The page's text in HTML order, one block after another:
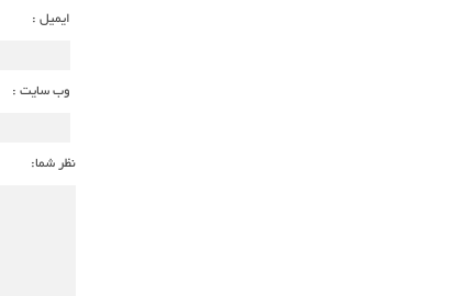
ایمیل :
وب سایت :
نظر شما: